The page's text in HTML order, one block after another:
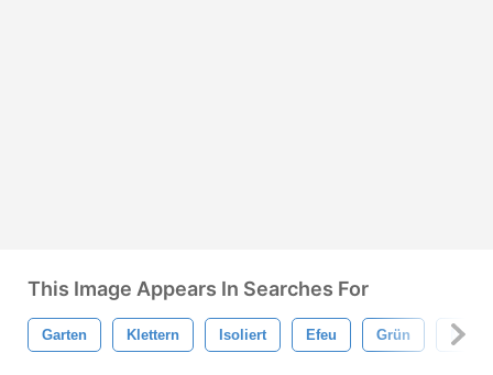
This Image Appears In Searches For
Garten Klettern Isoliert Efeu Grün Mauer